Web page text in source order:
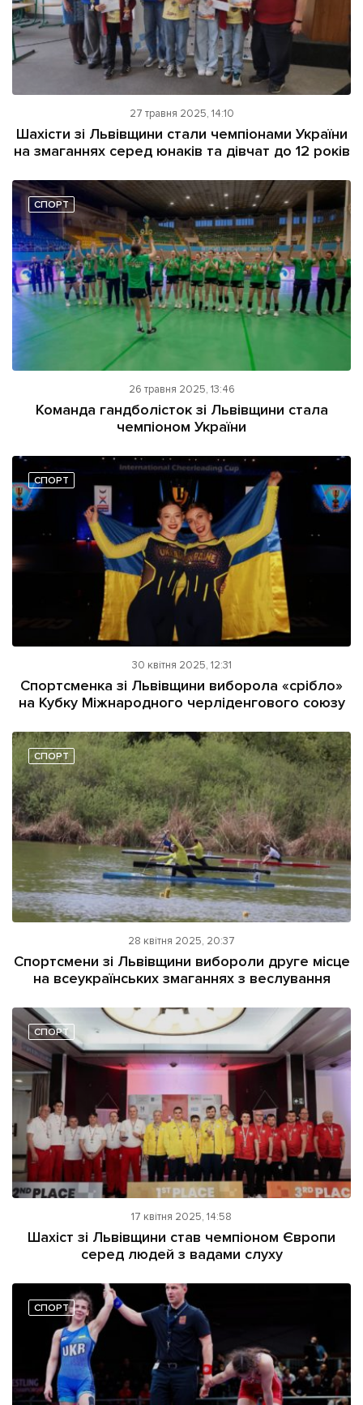
27 травня 2025, 14:10
Шахісти зі Львівщини стали чемпіонами України
на змаганнях серед юнаків та дівчат до 12 років
СПОРТ
26 травня 2025, 13:46
Команда гандболісток зі Львівщини стала
чемпіоном України
СПОРТ
30 квітня 2025, 12:31
Спортсменка зі Львівщини виборола «срібло»
на Кубку Міжнародного черліденгового союзу
СПОРТ
28 квітня 2025, 20:37
Спортсмени зі Львівщини вибороли друге місце
на всеукраїнських змаганнях з веслування
СПОРТ
17 квітня 2025, 14:58
Шахіст зі Львівщини став чемпіоном Європи
серед людей з вадами слуху
СПОРТ